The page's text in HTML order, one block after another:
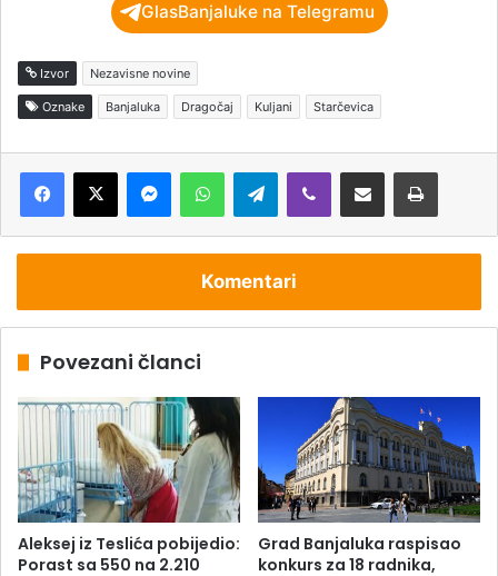
GlasBanjaluke na Telegramu
Izvor Nezavisne novine
Oznake Banjaluka Dragočaj Kuljani Starčevica
Telegram
Komentari
Povezani članci
Aleksej iz Teslića pobijedio:
Porast sa 550 na 2.210
Grad Banjaluka raspisao
konkurs za 18 radnika,